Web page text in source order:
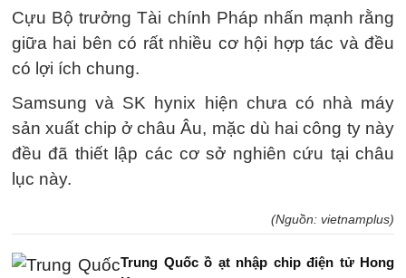
Cựu Bộ trưởng Tài chính Pháp nhấn mạnh rằng
giữa hai bên có rất nhiều cơ hội hợp tác và đều
có lợi ích chung.
Samsung và SK hynix hiện chưa có nhà máy
sản xuất chip ở châu Âu, mặc dù hai công ty này
đều đã thiết lập các cơ sở nghiên cứu tại châu
lục này.
(Nguồn: vietnamplus)
Trung Quốc ồ ạt nhập chip điện tử Hong